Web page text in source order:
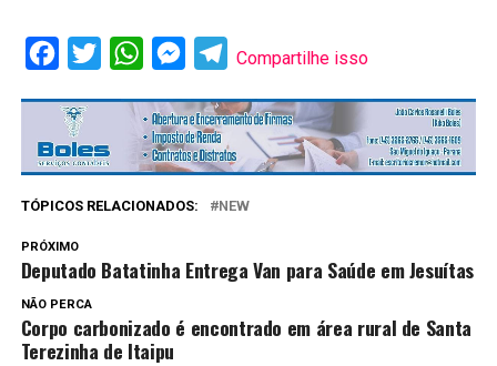
Facebook
Twitter WhatsAppMessenger
Telegram
Compartilhe isso
TÓPICOS RELACIONADOS: NEW
PRÓXIMO
Deputado Batatinha Entrega Van para Saúde em Jesuítas
NÃO PERCA
Corpo carbonizado é encontrado em área rural de Santa
Terezinha de Itaipu